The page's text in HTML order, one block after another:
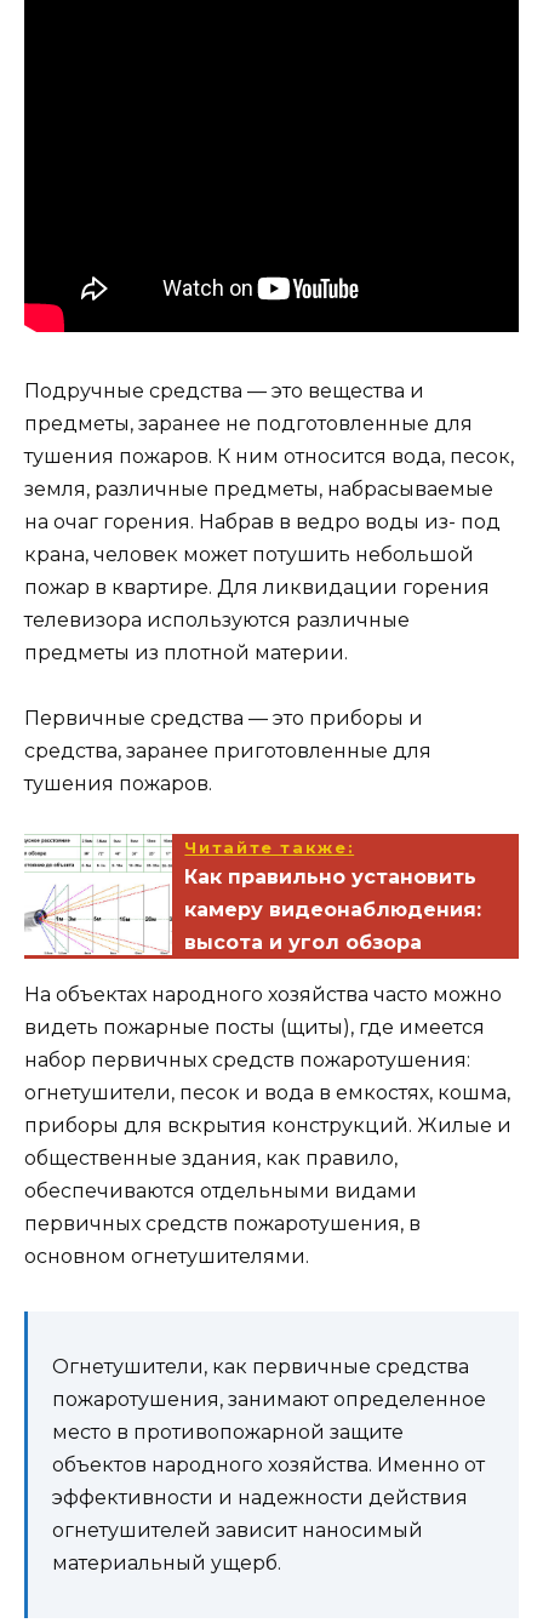
Подручные средства — это вещества и
предметы, заранее не подготовленные для
тушения пожаров. К ним относится вода, песок,
земля, различные предметы, набрасываемые
на очаг горения. Набрав в ведро воды из- под
крана, человек может потушить небольшой
пожар в квартире. Для ликвидации горения
телевизора используются различные
предметы из плотной материи.
Первичные средства — это приборы и
средства, заранее приготовленные для
тушения пожаров.
Читайте также:
Как правильно установить
камеру видеонаблюдения:
высота и угол обзора
На объектах народного хозяйства часто можно
видеть пожарные посты (щиты), где имеется
набор первичных средств пожаротушения:
огнетушители, песок и вода в емкостях, кошма,
приборы для вскрытия конструкций. Жилые и
общественные здания, как правило,
обеспечиваются отдельными видами
первичных средств пожаротушения, в
основном огнетушителями.
Огнетушители, как первичные средства
пожаротушения, занимают определенное
место в противопожарной защите
объектов народного хозяйства. Именно от
эффективности и надежности действия
огнетушителей зависит наносимый
материальный ущерб.